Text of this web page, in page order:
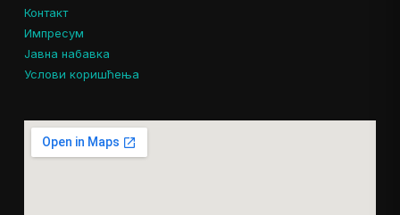
Контакт
Импресум
Јавна набавка
Услови коришћења